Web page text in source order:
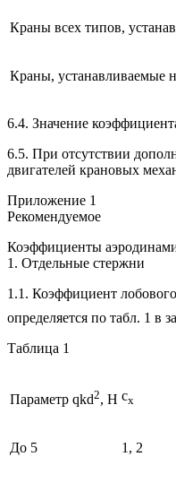
Краны всех типов,
Краны, устанавливаемые
6.4. Значение
6.5. При отсутствии
двигателей крановых
Приложение 1
Рекомендуемое
Коэффициенты
1. Отдельные стержни
1.1. Коэффициент
определяется по табл. 1 в
Таблица 1
Параметр qkd2, H cx
До 5 1, 2